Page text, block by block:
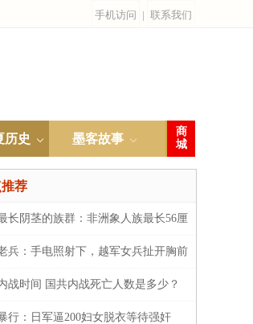
手机访问 | 联系我们
历史 墨客故事
商
城
荐
长阴茎的族群：非洲象人族最长56厘
兵：手电照射下，越军女兵扯开胸前
战时间 国共内战死亡人数是多少？
行：日军逼200妇女脱衣等待强奸